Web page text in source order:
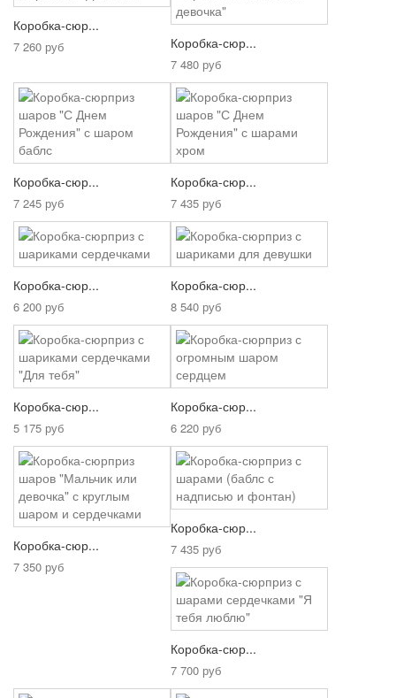
Коробка-сюр...
7 260 руб Коробка-сюр...
7 480 руб
Коробка-сюр...
7 245 руб
Коробка-сюр...
7 435 руб
Коробка-сюр...
6 200 руб
Коробка-сюр...
8 540 руб
Коробка-сюр...
5 175 руб
Коробка-сюр...
6 220 руб
Коробка-сюр...
7 350 руб
Коробка-сюр...
7 435 руб
Коробка-сюр...
7 700 руб